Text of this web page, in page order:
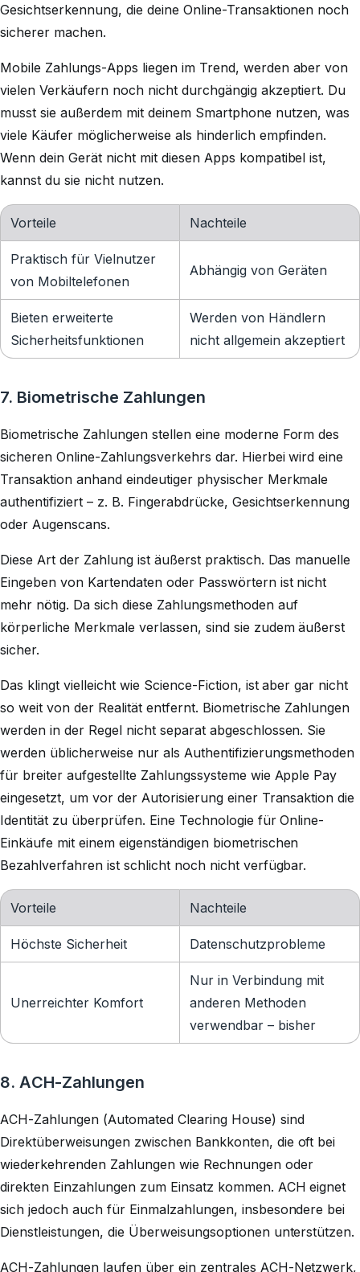
Gesichtserkennung, die deine Online-Transaktionen noch
sicherer machen.
Mobile Zahlungs-Apps liegen im Trend, werden aber von
vielen Verkäufern noch nicht durchgängig akzeptiert. Du
musst sie außerdem mit deinem Smartphone nutzen, was
viele Käufer möglicherweise als hinderlich empfinden.
Wenn dein Gerät nicht mit diesen Apps kompatibel ist,
kannst du sie nicht nutzen.
Vorteile Nachteile
Praktisch für Vielnutzer
von Mobiltelefonen
Abhängig von Geräten
Bieten erweiterte
Sicherheitsfunktionen
Werden von Händlern
nicht allgemein akzeptiert
7. Biometrische Zahlungen
Biometrische Zahlungen stellen eine moderne Form des
sicheren Online-Zahlungsverkehrs dar. Hierbei wird eine
Transaktion anhand eindeutiger physischer Merkmale
authentifiziert – z. B. Fingerabdrücke, Gesichtserkennung
oder Augenscans.
Diese Art der Zahlung ist äußerst praktisch. Das manuelle
Eingeben von Kartendaten oder Passwörtern ist nicht
mehr nötig. Da sich diese Zahlungsmethoden auf
körperliche Merkmale verlassen, sind sie zudem äußerst
sicher.
Das klingt vielleicht wie Science-Fiction, ist aber gar nicht
so weit von der Realität entfernt. Biometrische Zahlungen
werden in der Regel nicht separat abgeschlossen. Sie
werden üblicherweise nur als Authentifizierungsmethoden
für breiter aufgestellte Zahlungssysteme wie Apple Pay
eingesetzt, um vor der Autorisierung einer Transaktion die
Identität zu überprüfen. Eine Technologie für Online-
Einkäufe mit einem eigenständigen biometrischen
Bezahlverfahren ist schlicht noch nicht verfügbar.
Vorteile Nachteile
Höchste Sicherheit Datenschutzprobleme
Unerreichter Komfort
Nur in Verbindung mit
anderen Methoden
verwendbar – bisher
8. ACH-Zahlungen
ACH-Zahlungen (Automated Clearing House) sind
Direktüberweisungen zwischen Bankkonten, die oft bei
wiederkehrenden Zahlungen wie Rechnungen oder
direkten Einzahlungen zum Einsatz kommen. ACH eignet
sich jedoch auch für Einmalzahlungen, insbesondere bei
Dienstleistungen, die Überweisungsoptionen unterstützen.
ACH-Zahlungen laufen über ein zentrales ACH-Netzwerk,